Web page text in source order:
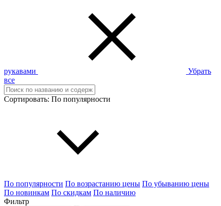
рукавами
Убрать
все
Сортировать: По популярности
По популярности По возрастанию цены По убыванию цены
По новинкам По скидкам По наличию
Фильтр